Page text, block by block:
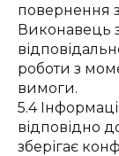
повернення
Виконавець
роботи з
вимоги.
5.4
відповідно
зберігає